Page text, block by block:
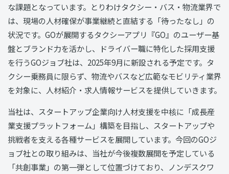
な課題となっています。とりわけタクシー・バス・物流業界で
は、現場の人材確保が事業継続と直結する「待ったなし」の
状況です。GOが展開するタクシーアプリ『GO』のユーザー基
盤とブランド力を活かし、ドライバー職に特化した採用支援
を行うGOジョブ社は、2025年9月に新設される予定です。タ
クシー乗務員に限らず、物流やバスなど広範なモビリティ業界
を対象に、人材紹介・求人情報サービスを提供していきます。
当社は、スタートアップ企業向け人材支援を中核に「成長産
業支援プラットフォーム」構築を目指し、スタートアップや
挑戦者を支える各種サービスを展開しています。今回のGOジ
ョブ社との取り組みは、当社が今後複数展開を予定している
「共創事業」の第一弾として位置づけており、ノンデスクワ